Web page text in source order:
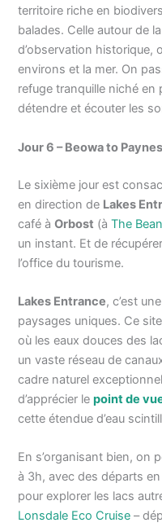
territoire riche en
balades. Celle autour de la
d’observation historique,
environs et la mer. On
refuge tranquille niché en
détendre et écouter les
Jour 6 – Beowa to
Le sixième jour est
en direction de Lakes
café àOrbost (àThe
un instant. Et de
l’office du tourisme.
Lakes Entrance, c’est
paysages uniques. Ce
où les eaux douces des
un vaste réseau de
cadre naturel
d’apprécier lepoint de
cette étendue d’eau
En s’organisant bien, on
à 3h, avec des départs
pour explorer les lacs
Lonsdale Eco Cruise –